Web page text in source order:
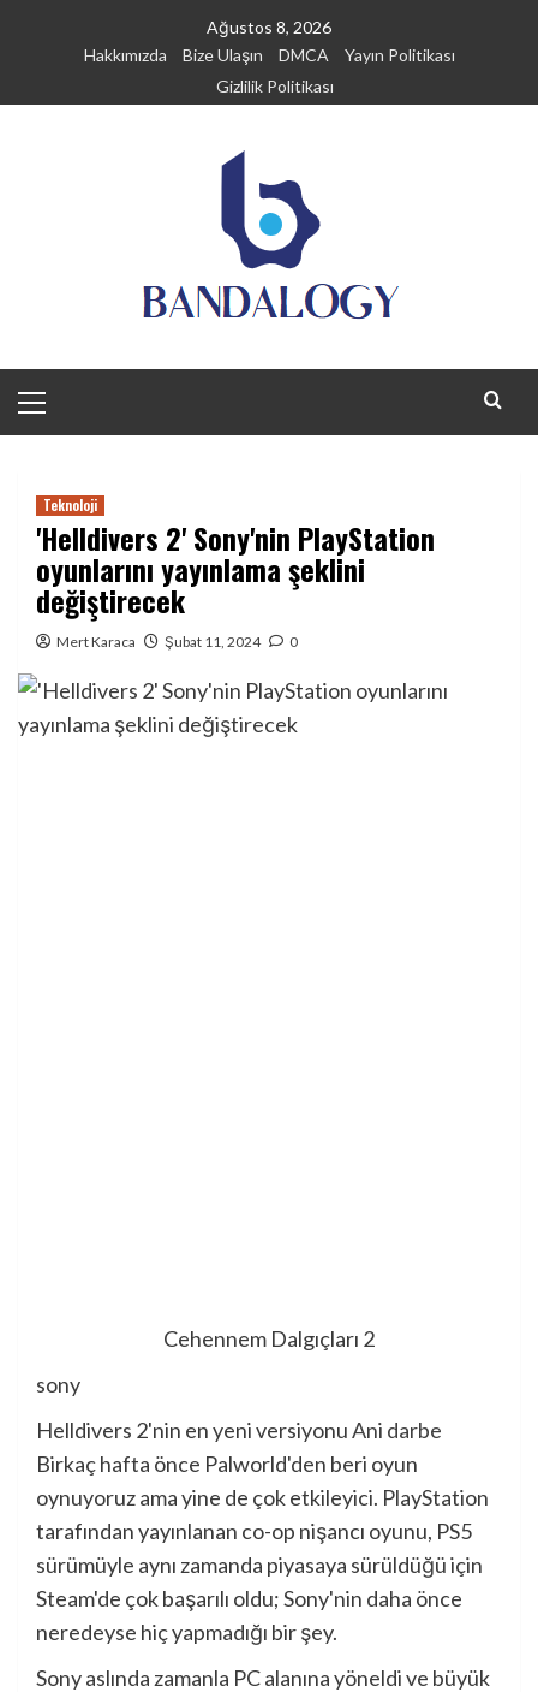
Ağustos 8, 2026
Hakkımızda
Bize Ulaşın DMCA
Yayın Politikası
Gizlilik Politikası
Menu
Teknoloji
'Helldivers 2' Sony'nin PlayStation
oyunlarını yayınlama şeklini
değiştirecek
Mert Karaca Şubat 11, 2024 0
Cehennem Dalgıçları 2
sony
Helldivers 2'nin en yeni versiyonuAni darbe
Birkaç hafta önce Palworld'den beri oyun
oynuyoruz ama yine de çok etkileyici. PlayStation
tarafından yayınlanan co-op nişancı oyunu, PS5
sürümüyle aynı zamanda piyasaya sürüldüğü için
Steam'de çok başarılı oldu; Sony'nin daha önce
neredeyse hiç yapmadığı bir şey.
Sony aslında zamanla PC alanına yöneldi ve büyük